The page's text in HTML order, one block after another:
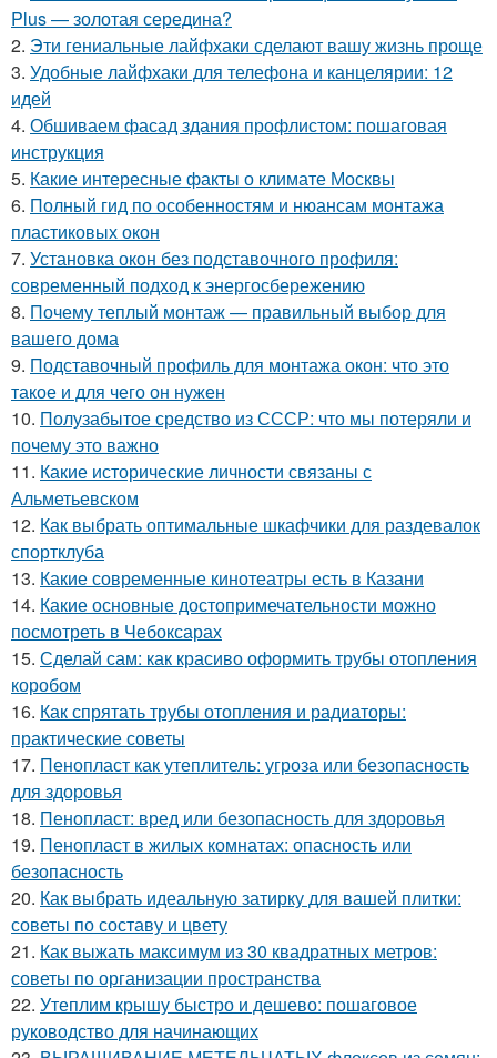
Plus — золотая середина?
2. Эти гениальные лайфхаки сделают вашу жизнь проще
3. Удобные лайфхаки для телефона и канцелярии: 12
идей
4. Обшиваем фасад здания профлистом: пошаговая
инструкция
5. Какие интересные факты о климате Москвы
6. Полный гид по особенностям и нюансам монтажа
пластиковых окон
7. Установка окон без подставочного профиля:
современный подход к энергосбережению
8. Почему теплый монтаж — правильный выбор для
вашего дома
9. Подставочный профиль для монтажа окон: что это
такое и для чего он нужен
10. Полузабытое средство из СССР: что мы потеряли и
почему это важно
11. Какие исторические личности связаны с
Альметьевском
12. Как выбрать оптимальные шкафчики для раздевалок
спортклуба
13. Какие современные кинотеатры есть в Казани
14. Какие основные достопримечательности можно
посмотреть в Чебоксарах
15. Сделай сам: как красиво оформить трубы отопления
коробом
16. Как спрятать трубы отопления и радиаторы:
практические советы
17. Пенопласт как утеплитель: угроза или безопасность
для здоровья
18. Пенопласт: вред или безопасность для здоровья
19. Пенопласт в жилых комнатах: опасность или
безопасность
20. Как выбрать идеальную затирку для вашей плитки:
советы по составу и цвету
21. Как выжать максимум из 30 квадратных метров:
советы по организации пространства
22. Утеплим крышу быстро и дешево: пошаговое
руководство для начинающих